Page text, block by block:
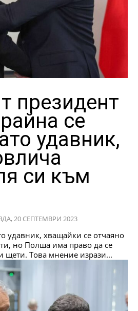
президент
се
удавник,
си към
20 СЕПТЕМВРИ 2023
удавник, хващайки се отчаяно
но Полша има право да се
щети. Това мнение изрази...